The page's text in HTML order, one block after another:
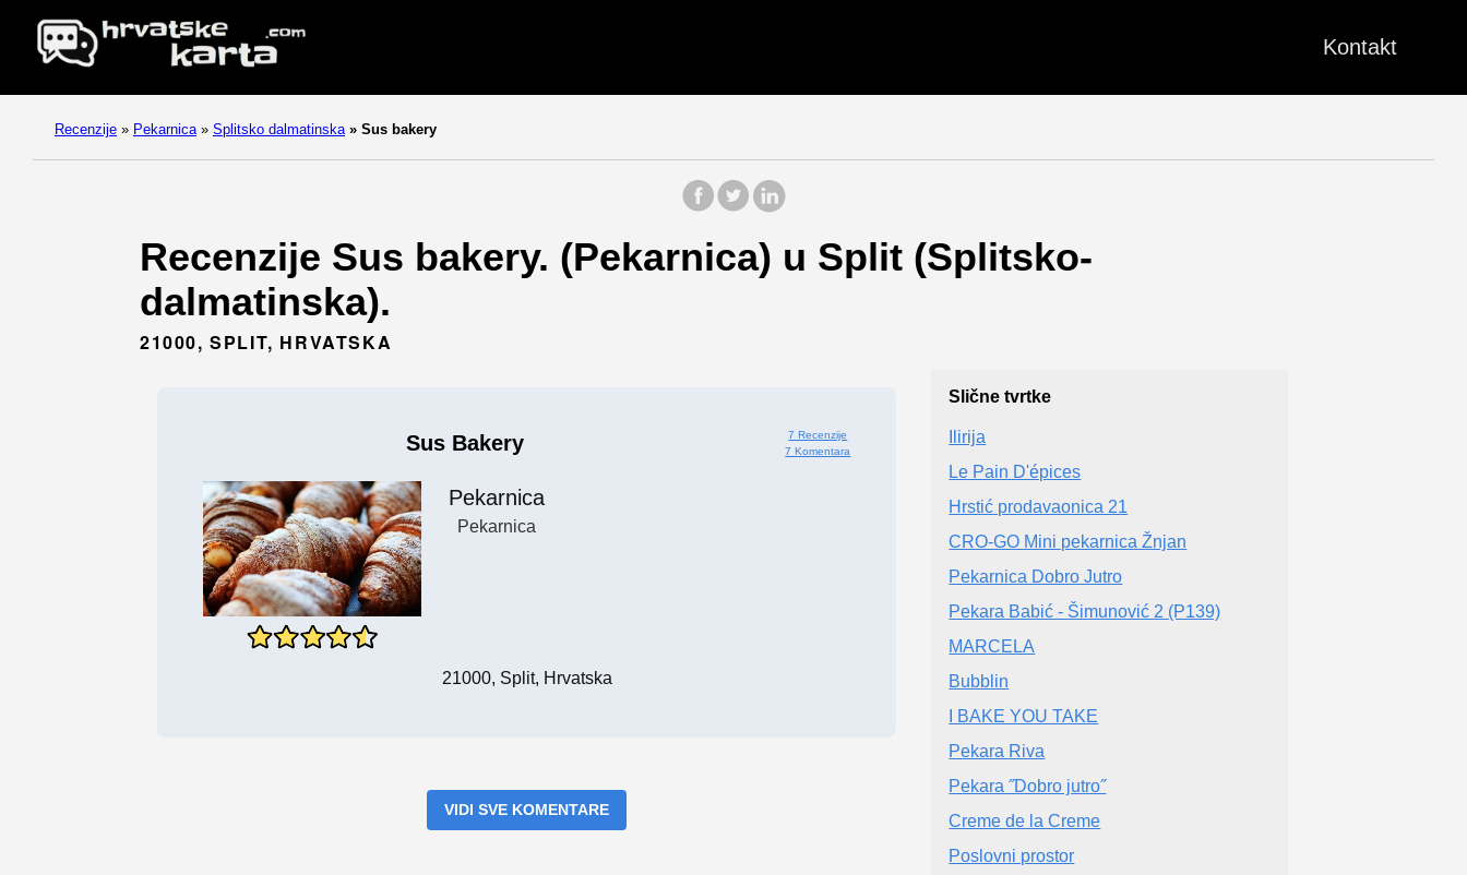
Kontakt
Recenzije » Pekarnica » Splitsko dalmatinska » Sus bakery
Recenzije Sus bakery. (Pekarnica) u Split (Splitsko-
dalmatinska).
21000, SPLIT, HRVATSKA
Sus Bakery
7 Recenzije
7 Komentara
Pekarnica
Pekarnica
21000, Split, Hrvatska
VIDI SVE KOMENTARE
Slične tvrtke
Ilirija
Le Pain D'épices
Hrstić prodavaonica 21
CRO-GO Mini pekarnica Žnjan
Pekarnica Dobro Jutro
Pekara Babić - Šimunović 2 (P139)
MARCELA
Bubblin
I BAKE YOU TAKE
Pekara Riva
Pekara ˝Dobro jutro˝
Creme de la Creme
Poslovni prostor